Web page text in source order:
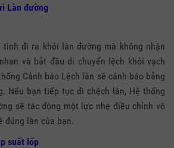
Làn đường
đi ra khỏi làn đường mà không nhận
và bắt đầu di chuyển lệch khỏi vạch
Cảnh báo Lệch làn sẽ cảnh báo bằng
Nếu bạn tiếp tục đi chệch làn, Hệ thống
sẽ tác động một lực nhẹ điều chỉnh vô
đúng làn của bạn.
suất lốp